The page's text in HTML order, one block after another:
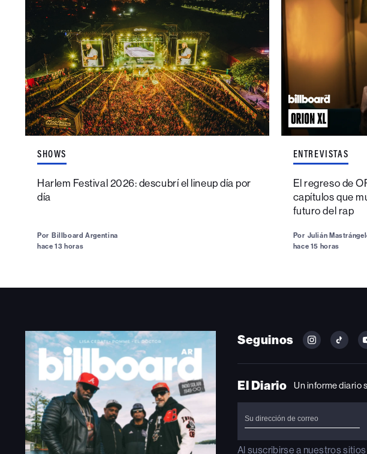
SHOWS
Harlem Festival 2026: descubrí el lineup día por
día
Por Billboard Argentina
hace 13 horas
ENTREVISTAS
El regreso de
capítulos que
futuro del rap
Por Julián
hace 15 horas
Seguinos
FOLLOW
ON
FOLLOW
ON
El Diario Un informe diario
Al suscribirse a nuestros